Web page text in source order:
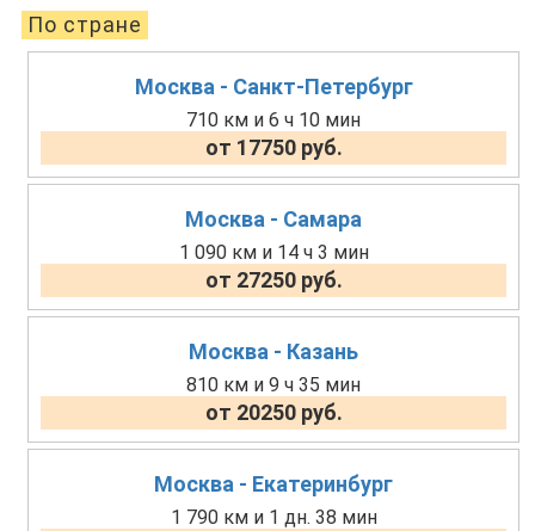
По стране
Москва - Санкт-Петербург
710 км и 6 ч 10 мин
от 17750 руб.
Москва - Самара
1 090 км и 14 ч 3 мин
от 27250 руб.
Москва - Казань
810 км и 9 ч 35 мин
от 20250 руб.
Москва - Екатеринбург
1 790 км и 1 дн. 38 мин